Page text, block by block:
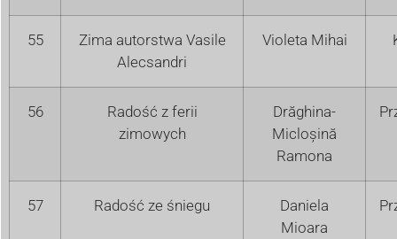
55
Zima autorstwa Vasile
Alecsandri
Violeta Mihai
56
Radość z ferii
zimowych
Drăghina-
Micloșină
Ramona
57 Radość ze śniegu
Daniela
Mioara